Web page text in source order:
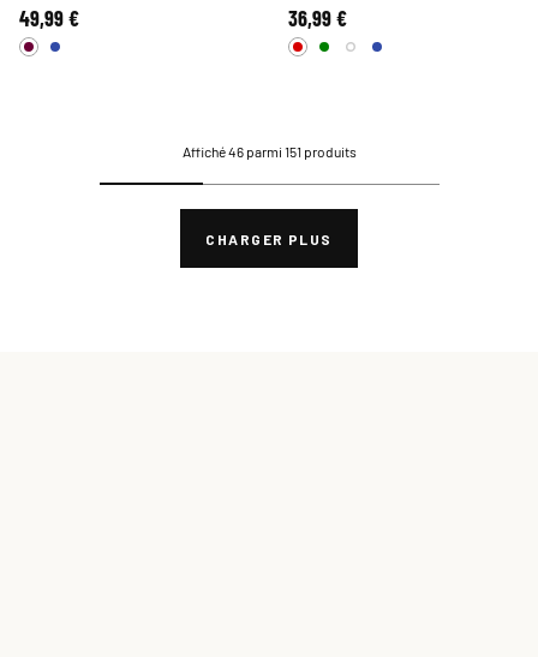
49,99 € 36,99 €
Affiché 46 parmi 151 produits
CHARGER PLUS